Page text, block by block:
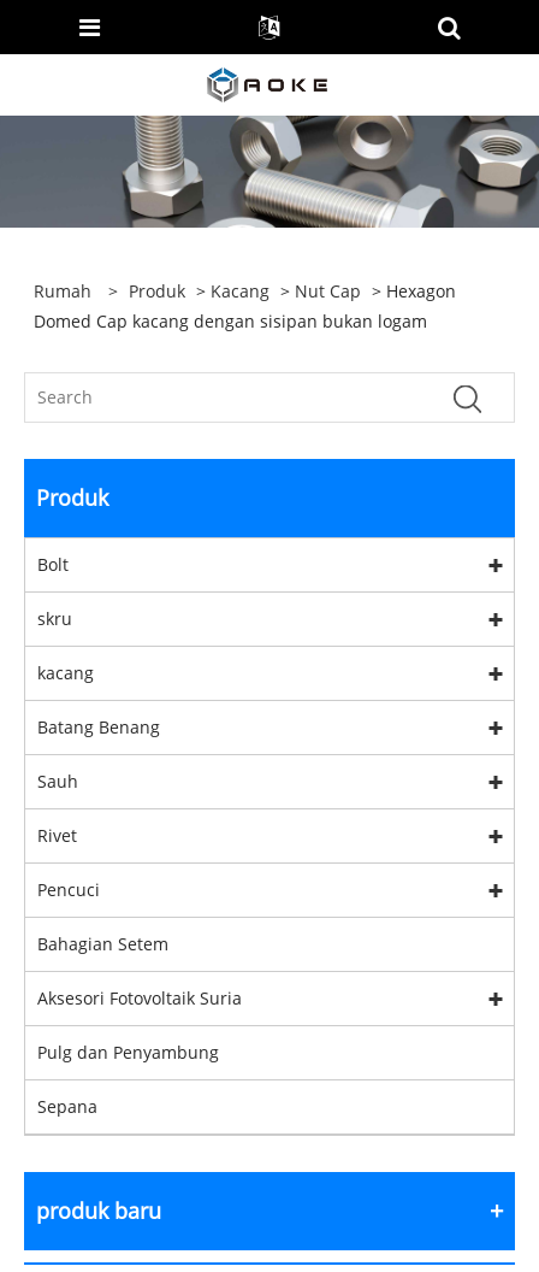
Rumah > Produk > Kacang > Nut Cap > Hexagon
Domed Cap kacang dengan sisipan bukan logam
Produk
Bolt
skru
kacang
Batang Benang
Sauh
Rivet
Pencuci
Bahagian Setem
Aksesori Fotovoltaik Suria
Pulg dan Penyambung
Sepana
produk baru